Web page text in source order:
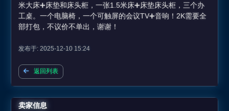
米大床➕床垫和床头柜，一张1.5米床➕床垫床头柜，三个办
工桌。一个电脑椅，一个可触屏的会议TV➕音响！2K需要全
部打包，不议价不单出，谢谢！
发布于: 2025-12-10 15:24
返回列表
卖家信息